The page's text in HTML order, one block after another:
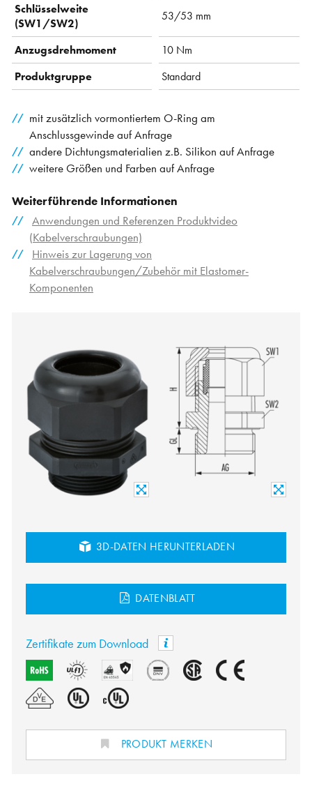
Schlüsselweite
(SW1/SW2)
53/53 mm
Anzugsdrehmoment
10 Nm
Produktgruppe
Standard
mit zusätzlich vormontiertem O-Ring am
Anschlussgewinde auf Anfrage
andere Dichtungsmaterialien z.B. Silikon auf Anfrage
weitere Größen und Farben auf Anfrage
Weiterführende Informationen
Anwendungen und Referenzen Produktvideo
(Kabelverschraubungen)
Hinweis zur Lagerung von
Kabelverschraubungen/Zubehör mit Elastomer-
Komponenten
3D-DATEN HERUNTERLADEN
DATENBLATT
Zertifikate zum Download
PRODUKT MERKEN